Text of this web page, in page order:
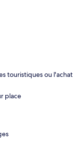
touristiques ou l'achat
place